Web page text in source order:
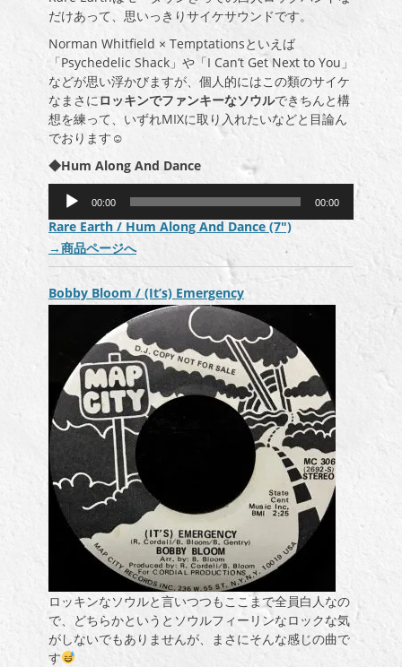
だけあって、思いっきりサイケサウンドです。
Norman Whitfield × Temptationsといえば
「Psychedelic Shack」や「I Can’t Get Next to You」
などが思い浮かびますが、個人的にはこの類のサイケ
なまさにロッキンでファンキーなソウルできちんと構
想を練って、いずれMIXに取り入れたいなどと目論ん
でおります☺
◆Hum Along And Dance
プ
レ
ー
ヤ
ー
00:00 00:00
Rare Earth / Hum Along And Dance (7″)
→商品ページへ
Bobby Bloom / (It’s) Emergency
ロッキンなソウルと言いつつもここまで全員白人なの
で、どちらかというとソウルフィーリンなロックな気
がしないでもありませんが、まさにそんな感じの曲で
す